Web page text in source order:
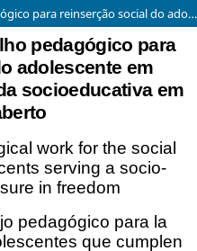
Organização do trabalho pedagógico para reinserção social do adolescente em cumprimento de medida socioeducativa em meio aberto